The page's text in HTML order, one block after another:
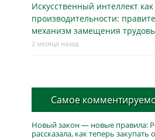
Искусственный интеллект
производительности:
механизм замещения
2 месяца назад
Самое
Новый закон — новые правила:
рассказала, как теперь закупать